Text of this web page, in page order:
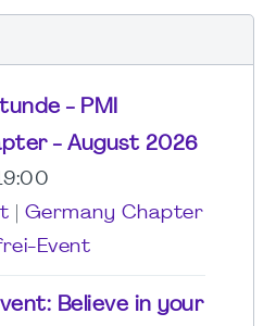
- PMI
- August 2026
Germany Chapter
Event
Believe in your